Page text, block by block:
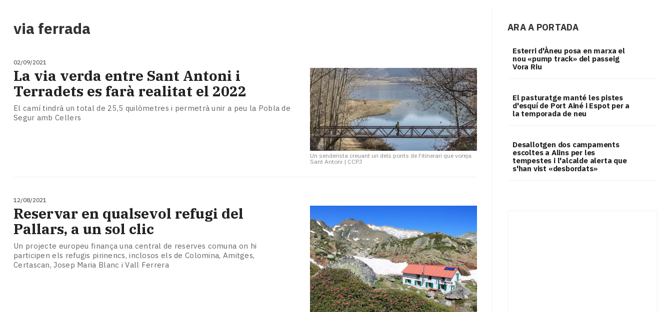
Cultura
tant!
TV
i
mitjans
El
temps
la
teva!
Subscriptors
La
newsletter
del
via ferrada
02/09/2021
Un senderista creuant un dels ponts de l'itinerari que voreja
Sant Antoni | CCPJ
La via verda entre Sant Antoni i
Terradets es farà realitat el 2022
El camí tindrà un total de 25,5 quilòmetres i permetrà unir a peu la Pobla de
Segur amb Cellers
12/08/2021
​Reservar en qualsevol refugi del
Pallars, a un sol clic
Un projecte europeu finança una central de reserves comuna on hi
participen els refugis pirinencs, inclosos els de Colomina, Amitges,
Certascan, Josep Maria Blanc i Vall Ferrera
ARA A PORTADA
Esterri d'Àneu posa en marxa el
nou «pump track» del passeig
Vora Riu
El pasturatge manté les pistes
d'esquí de Port Ainé i Espot per a
la temporada de neu
​Desallotgen dos campaments
escoltes a Alins per les
tempestes i l'alcalde alerta que
s'han vist «desbordats»